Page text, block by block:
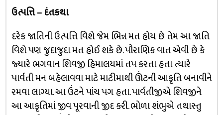
ઉત્પત્તિ – દંતકથા
દરેક જાતિની ઉત્પત્તિ વિશે જેમ ભિન્ન મત હોય છે તેમ આ જાતિ
વિશે પણ જુદાજુદા મત હોઈ શકે છે. પૌરાણિક વાત એવી છે કે
જ્યારે ભગવાન શિવજી હિમાલયમાં તપ કરતા હતા ત્યારે
પાર્વતી મન બહેલાવવા માટે માટીમાથી ઊંટની આકૃતિ બનાવીને
રમવા લાગ્યા. આ ઉંટને પાંચ પગ હતા. પાર્વતીજીએ શિવજીને
આ આકૃતિમાં જીવ પૂરવાની જીદ કરી. ભોળા શંભુએ તથાસ્તુ